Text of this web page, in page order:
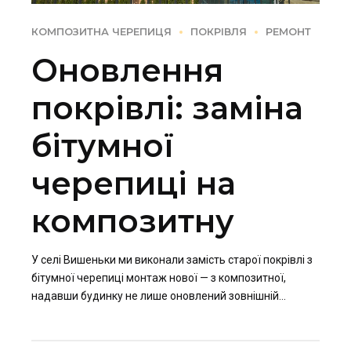
КОМПОЗИТНА ЧЕРЕПИЦЯ ПОКРІВЛЯ РЕМОНТ
Оновлення
покрівлі: заміна
бітумної
черепиці на
композитну
У селі Вишеньки ми виконали замість старої покрівлі з
бітумної черепиці монтаж нової — з композитної,
надавши будинку не лише оновлений зовнішній